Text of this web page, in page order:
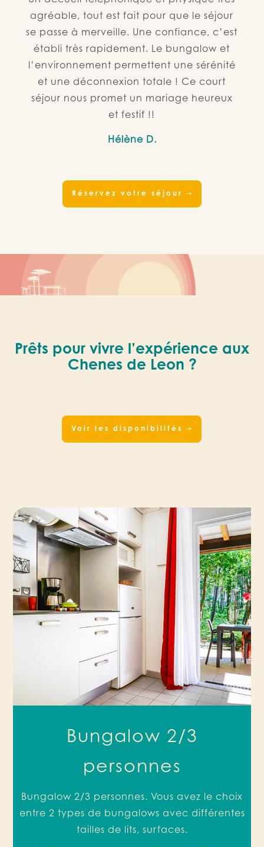
agréable, tout est fait pour que le séjour
se passe à merveille. Une confiance, c’est
établi très rapidement. Le bungalow et
l’environnement permettent une sérénité
et une déconnexion totale ! Ce court
séjour nous promet un mariage heureux
et festif !!
Hélène D.
Réservez votre séjour
Prêts pour vivre l’expérience aux
Chenes de Leon ?
Voir les disponibilités
Bungalow 2/3
personnes
Bungalow 2/3 personnes. Vous avez le choix
entre 2 types de bungalows avec différentes
tailles de lits, surfaces.